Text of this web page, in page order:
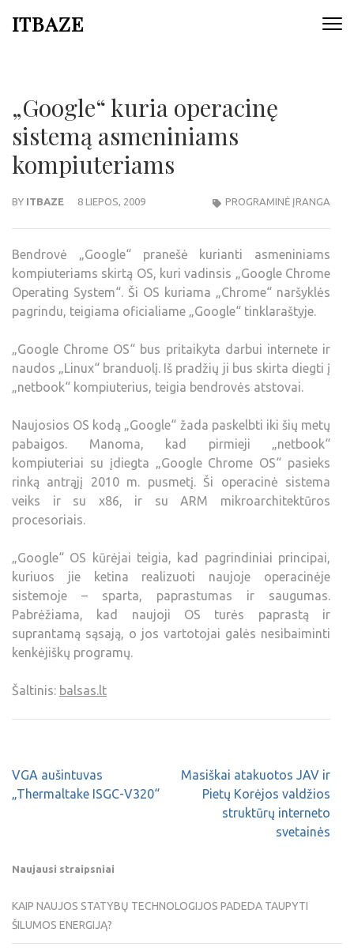
ITBAZE
„Google“ kuria operacinę
sistemą asmeniniams
kompiuteriams
BY ITBAZE 8 LIEPOS, 2009 PROGRAMINĖ ĮRANGA
Bendrovė „Google“ pranešė kurianti asmeniniams
kompiuteriams skirtą OS, kuri vadinsis „Google Chrome
Operating System“. Ši OS kuriama „Chrome“ naršyklės
pagrindu, teigiama oficialiame „Google“ tinklaraštyje.
„Google Chrome OS“ bus pritaikyta darbui internete ir
naudos „Linux“ branduolį. Iš pradžių ji bus skirta diegti į
„netbook“ kompiuterius, teigia bendrovės atstovai.
Naujosios OS kodą „Google“ žada paskelbti iki šių metų
pabaigos. Manoma, kad pirmieji „netbook“
kompiuteriai su įdiegta „Google Chrome OS“ pasieks
rinką antrąjį 2010 m. pusmetį. Ši operacinė sistema
veiks ir su x86, ir su ARM mikroarchitektūros
procesoriais.
„Google“ OS kūrėjai teigia, kad pagrindiniai principai,
kuriuos jie ketina realizuoti naujoje operacinėje
sistemoje – sparta, paprastumas ir saugumas.
Pabrėžiama, kad naujoji OS turės paprastą ir
suprantamą sąsają, o jos vartotojai galės nesibaiminti
kenkėjiškų programų.
Šaltinis: balsas.lt
VGA aušintuvas
„Thermaltake ISGC-V320“
Masiškai atakuotos JAV ir
Pietų Korėjos valdžios
struktūrų interneto
svetainės
Naujausi straipsniai
KAIP NAUJOS STATYBŲ TECHNOLOGIJOS PADEDA TAUPYTI
ŠILUMOS ENERGIJĄ?